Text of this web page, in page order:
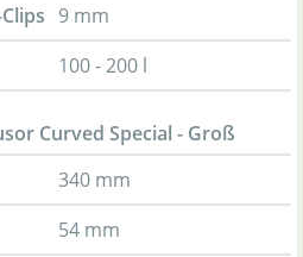
9 mm
100 - 200 l
Curved Special - Groß
340 mm
54 mm